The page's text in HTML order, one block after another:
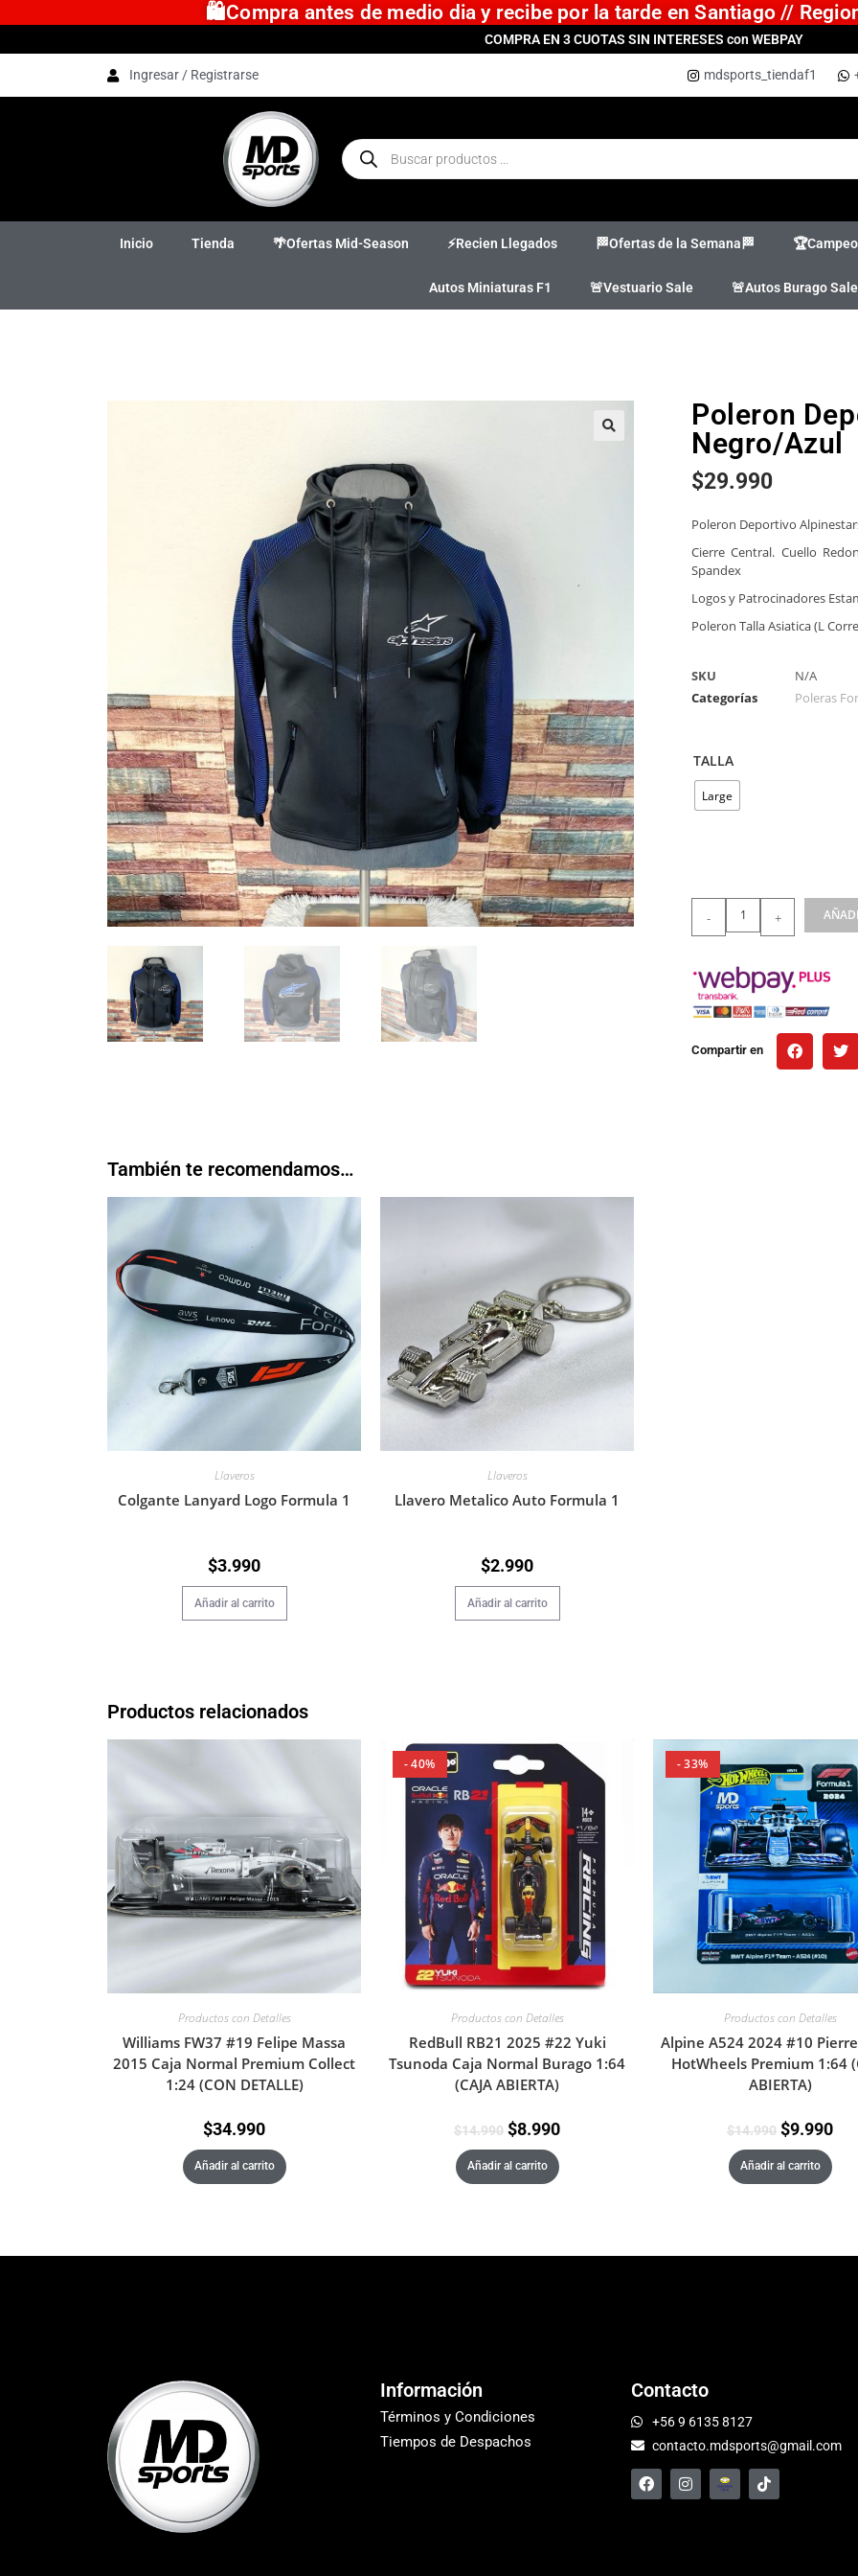
🛍️Compra antes de medio dia y recibe por la tarde en Santiago //
COMPRA EN 3 CUOTAS SIN INTERESES con WEBPAY
Ingresar / Registrarse mdsports_tiendaf1
Inicio Tienda 🌴Ofertas Mid-Season ⚡Recien Llegados 🏁Ofertas de la Semana🏁
Autos Miniaturas F1 🚨Vestuario Sale 🚨Autos Burago Sale
Poleron
Negro/Azul
$29.990
Poleron Deportivo
Cierre Central. Cuello
Spandex
Logos y Patrocinadores
Poleron Talla Asiatica (L
SKU
N/A
Categorías
Poleras
TALLA
Large
- +
Compartir en
También te recomendamos…
Llaveros
Colgante Lanyard Logo Formula 1
$3.990
Añadir al carrito
Llaveros
Llavero Metalico Auto Formula 1
$2.990
Añadir al carrito
Productos relacionados
Productos con Detalles
Williams FW37 #19 Felipe Massa
2015 Caja Normal Premium Collect
1:24 (CON DETALLE)
$34.990
Añadir al carrito
- 40%
Productos con Detalles
RedBull RB21 2025 #22 Yuki
Tsunoda Caja Normal Burago 1:64
(CAJA ABIERTA)
$14.990 $8.990
Añadir al carrito
- 33%
Productos con Detalles
Alpine A524 2024 #10
HotWheels Premium 1:64
ABIERTA)
$14.990 $9.990
Añadir al carrito
Información
Términos y Condiciones
Tiempos de Despachos
Contacto
+56 9 6135 8127
contacto.mdsports@gmail.com